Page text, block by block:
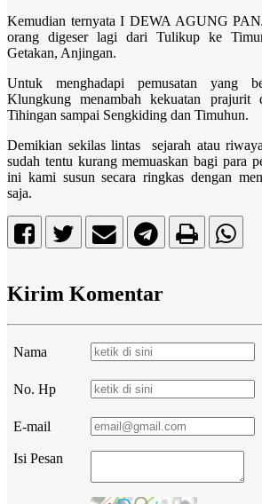
Kemudian ternyata I DEWA AGUNG
orang digeser lagi dari Tulikup ke
Getakan, Anjingan.
Untuk menghadapi pemusatan yang
Klungkung menambah kekuatan prajurit
Tihingan sampai Sengkiding dan Timuhun.
Demikian sekilas lintas sejarah atau
sudah tentu kurang memuaskan bagi para
ini kami susun secara ringkas dengan
saja.
Kirim Komentar
Nama
No. Hp
E-mail
Isi Pesan